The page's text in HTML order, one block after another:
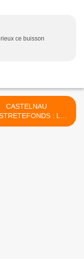
ce buisson
CASTELNAU
: LA
A PRESERVE SA